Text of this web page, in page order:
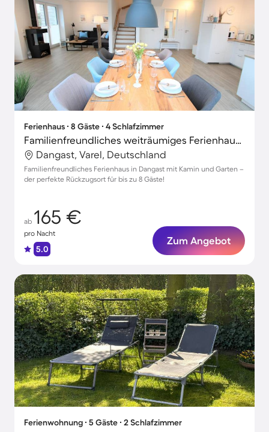
Ferienhaus ∙ 8 Gäste ∙ 4 Schlafzimmer
Familienfreundliches weiträumiges Ferienhaus mit Terrasse und Garten | Nah am Strand
Dangast, Varel, Deutschland
Familienfreundliches Ferienhaus in Dangast mit Kamin und Garten –
der perfekte Rückzugsort für bis zu 8 Gäste!
ab 165 €
pro Nacht
5.0
Zum Angebot
Ferienwohnung ∙ 5 Gäste ∙ 2 Schlafzimmer